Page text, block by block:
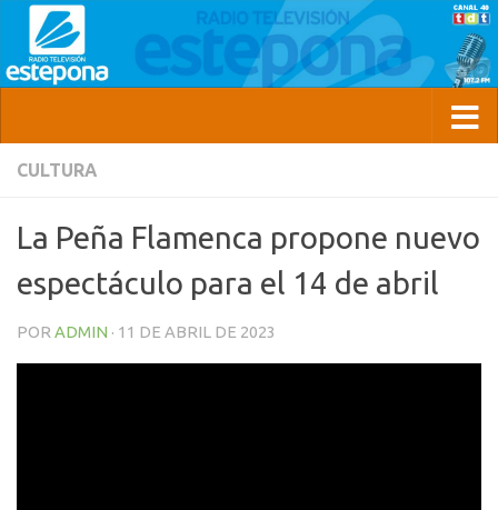
CULTURA
La Peña Flamenca propone nuevo
espectáculo para el 14 de abril
POR ADMIN · 11 DE ABRIL DE 2023